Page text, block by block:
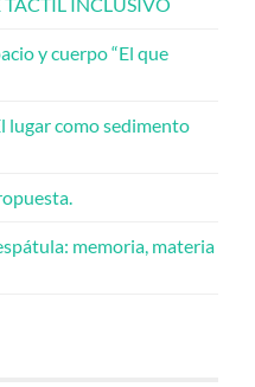
INCLUSIVO
y cuerpo “El que
lugar como sedimento
memoria, materia